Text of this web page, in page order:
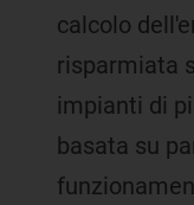
calcolo
risparmiata
impianti di
basata su